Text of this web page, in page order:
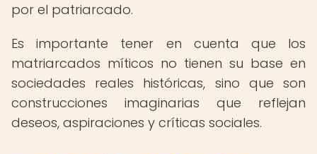
por el patriarcado.
Es importante tener en cuenta que los
matriarcados míticos no tienen su base en
sociedades reales históricas, sino que son
construcciones imaginarias que reflejan
deseos, aspiraciones y críticas sociales.